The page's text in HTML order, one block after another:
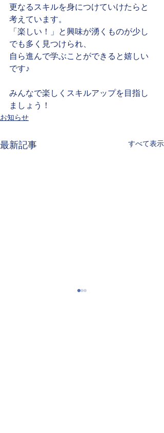
更なるスキルを身につけていけたらと
考えています。
「楽しい！」と興味が湧くものが少し
でも多く見つけられ、
自ら進んで学ぶことができると嬉しい
です♪
みんなで楽しくスキルアップを目指し
ましょう！
お知らせ
最新記事 すべて表示